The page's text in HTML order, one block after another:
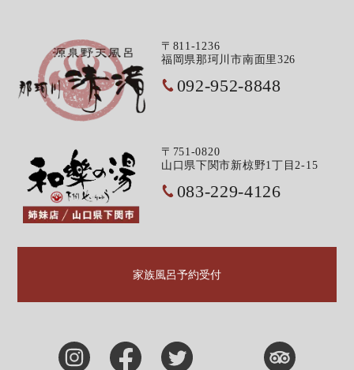
〒811-1236
福岡県那珂川市南面里326
092-952-8848
〒751-0820
山口県下関市新椋野1丁目2-15
083-229-4126
家族風呂予約受付